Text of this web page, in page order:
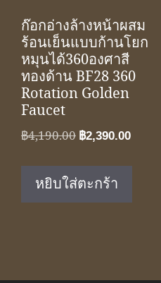
ก๊อกอ่างล้างหน้าผสม
ร้อนเย็นแบบก้านโยก
หมุนได้360องศาสี
ทองด้าน BF28 360
Rotation Golden
Faucet
฿4,190.00 Original
฿4,190.00.
฿2,390.00
หยิบใส่ตะกร้า